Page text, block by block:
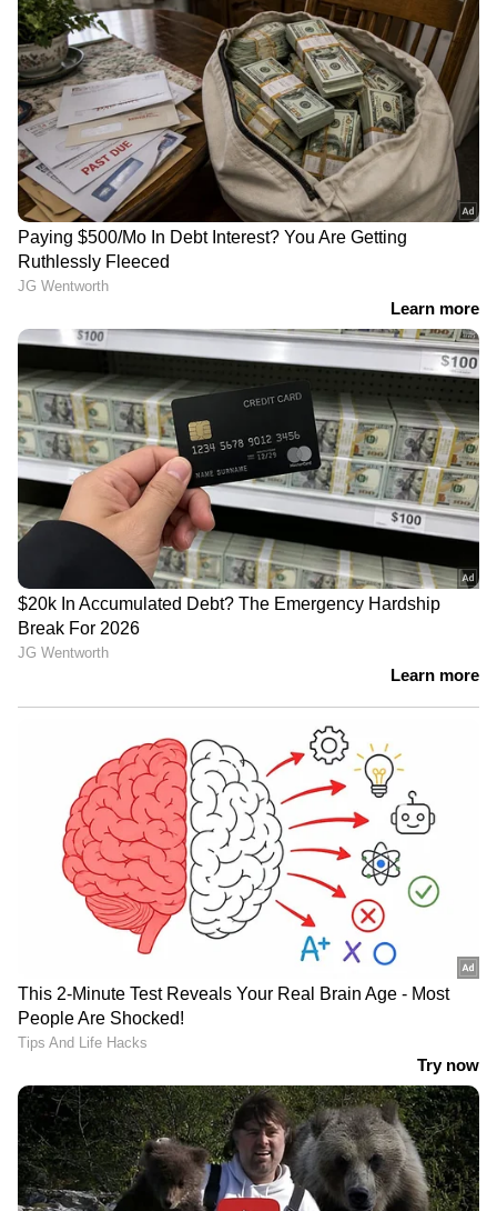
പൊന്നുംവില; തേങ്ങയെ
വരെ പിന്നിലാക്കി
ചിരട്ടയുടെ വൻ കുതിപ്പ്,
കിലോയ്ക്ക് 33 രൂപ വില
സ്വര്‍ണവിലയില്‍
മാറ്റമില്ലാത്തത്
എന്തുകൊണ്ട്?
കാരണങ്ങള്‍ അറിയാം
ഡോണൾഡ് ട്രംപ്
ഭരണകൂടത്തിന്റെ
നിർണായക തീരുമാനം,
കമ്പനികൾക്കെതിരായ
കേസുകൾ പിൻവലിച്ചത്
ഓഹരി വിപണിയിലും
പ്രതിഫലിച്ചു
ഒറ്റയടിക്ക് ലിറ്ററിന് 3 രൂപ
തയ്യാറായിരിക്കണോ?
വരാനിരിക്കുന്നത് വലിയ
ഷോക്കെന്ന് സൂചന
'മഴമാറി മാനംതെളിഞ്ഞാൽ എല്ലാം
മറക്കുന്നവരാണ് നമ്മൾ,
പ്രകൃതിയുടെ മുന്നറിയിപ്പുകൾ
ശ്രദ്ധിക്കുന്നില്ല'
'അധികാരികളുടെ അഹങ്കാരവും
മണ്ടത്തരവും കൊണ്ടാണ്
കേരളത്തിൽ പ്രളയമുണ്ടായത്' |